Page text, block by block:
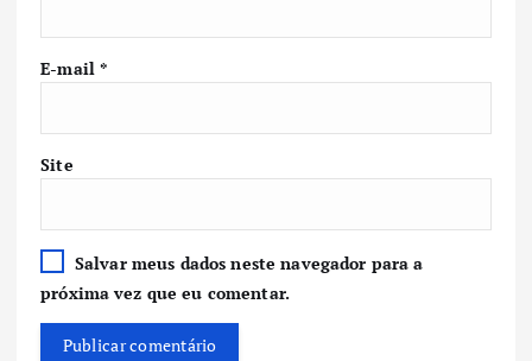
E-mail*
Site
Salvar meus dados neste navegador para a
próxima vez que eu comentar.